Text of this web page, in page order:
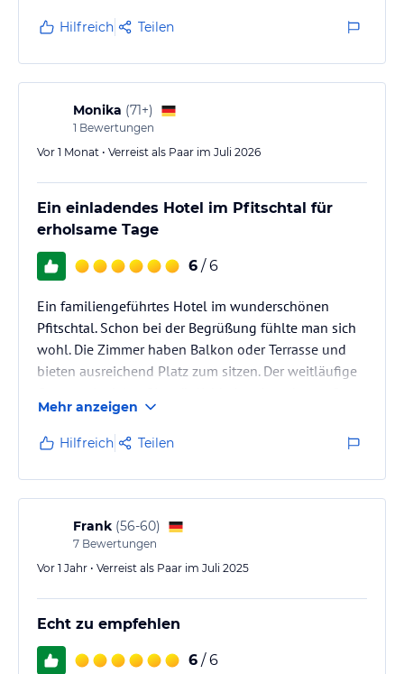
Hilfreich Teilen
Monika (71+)
1 Bewertungen
Vor 1 Monat • Verreist als Paar im Juli 2026
Ein einladendes Hotel im Pfitschtal für
erholsame Tage
6 / 6
Ein familiengeführtes Hotel im wunderschönen
Pfitschtal. Schon bei der Begrüßung fühlte man sich
wohl. Die Zimmer haben Balkon oder Terrasse und
bieten ausreichend Platz zum sitzen. Der weitläufige
und einladend. Ein Highlight ist das Essen vom
Hausherrn zubereitet. Hierher kommt man gern , um
an freuen Tagen zu relaxen, wandern oder nur die
Natur zu genießen.
Mehr anzeigen
Hilfreich Teilen
Frank (56-60)
7 Bewertungen
Vor 1 Jahr • Verreist als Paar im Juli 2025
Echt zu empfehlen
6 / 6